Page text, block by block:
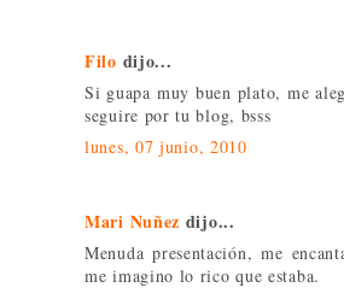
Filo dijo...
Si guapa muy buen plato, me
seguire por tu blog, bsss
lunes, 07 junio, 2010
Mari Nuñez dijo...
Menuda presentación, me
me imagino lo rico que estaba.